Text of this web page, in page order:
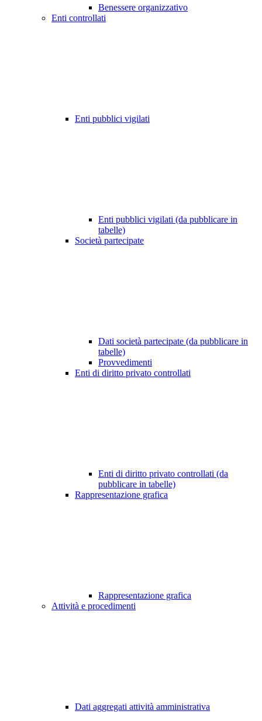
Benessere organizzativo
Enti controllati
Enti pubblici vigilati
Enti pubblici vigilati (da pubblicare in
tabelle)
Società partecipate
Dati società partecipate (da pubblicare in
tabelle)
Provvedimenti
Enti di diritto privato controllati
Enti di diritto privato controllati (da
pubblicare in tabelle)
Rappresentazione grafica
Rappresentazione grafica
Attività e procedimenti
Dati aggregati attività amministrativa